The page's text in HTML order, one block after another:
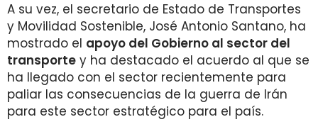
A su vez, el secretario de Estado de Transportes
y Movilidad Sostenible, José Antonio Santano, ha
mostrado el apoyo del Gobierno al sector del
transporte y ha destacado el acuerdo al que se
ha llegado con el sector recientemente para
paliar las consecuencias de la guerra de Irán
para este sector estratégico para el país.